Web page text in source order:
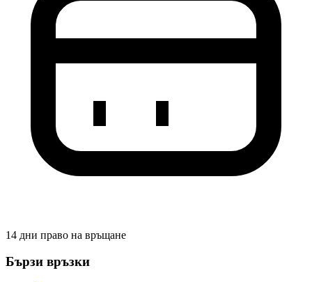
14 дни право на връщане
Бързи връзки